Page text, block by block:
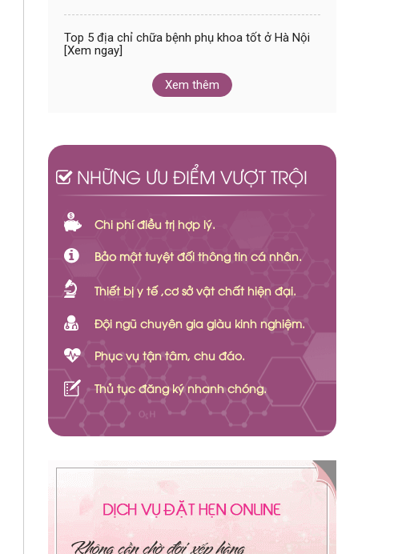
Top 5 địa chỉ chữa bệnh phụ khoa tốt ở Hà Nội
[Xem ngay]
Xem thêm
NHỮNG ƯU ĐIỂM VƯỢT TRỘI
Chi phí điều trị hợp lý.
Bảo mật tuyệt đối thông tin cá nhân.
Thiết bị y tế ,cơ sở vật chất hiện đại.
Đội ngũ chuyên gia giàu kinh nghiệm.
Phục vụ tận tâm, chu đáo.
Thủ tục đăng ký nhanh chóng.